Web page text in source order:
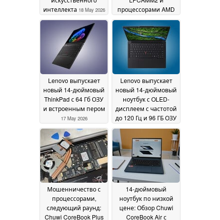
интеллекта 18 May 2026
процессорами AMD
раньше, чем
ожидалось18 May 2026
Lenovo выпускает
новый 14-дюймовый
ThinkPad с 64 Гб ОЗУ
и встроенным пером
17 May 2026
Lenovo выпускает
новый 14-дюймовый
ноутбук с OLED-
дисплеем с частотой
до 120 Гц и 96 ГБ ОЗУ
17 May 2026
Мошенничество с
процессорами,
следующий раунд:
Chuwi CoreBook Plus
14-дюймовый
ноутбук по низкой
цене: Обзор Chuwi
CoreBook Air с